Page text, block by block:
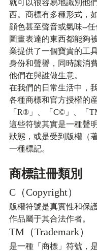
就可以很容易地識別他
西。商標有多種形式，
顔色甚至聲音或氣味--
圖畫表達的東西都能夠
業提供了一個寶貴的工
身份和聲譽，同時讓消
他們在與誰做生意。
在我們的日常生活中，
各種商標和官方授權的
「R®」、「C©」、「
這些符號其實是一種聲
狀態，或是受到版權（
一種標記。
商標註冊類別
C（Copyright）
版權符號是真實性和保
作品屬于其合法作者。
TM（Trademark）
是一種「商標」符號，